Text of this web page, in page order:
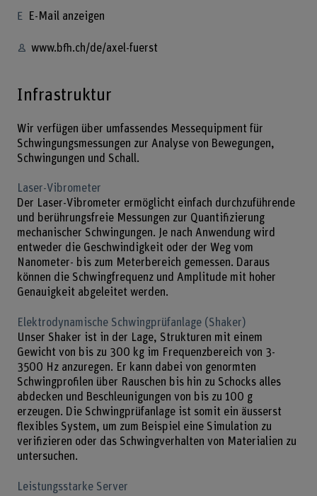
E-Mail anzeigen
www.bfh.ch/de/axel-fuerst
Infrastruktur
Wir verfügen über umfassendes Messequipment für
Schwingungsmessungen zur Analyse von Bewegungen,
Schwingungen und Schall.
Laser-Vibrometer
Der Laser-Vibrometer ermöglicht einfach durchzuführende
und berührungsfreie Messungen zur Quantifizierung
mechanischer Schwingungen. Je nach Anwendung wird
entweder die Geschwindigkeit oder der Weg vom
Nanometer- bis zum Meterbereich gemessen. Daraus
können die Schwingfrequenz und Amplitude mit hoher
Genauigkeit abgeleitet werden.
Elektrodynamische Schwingprüfanlage (Shaker)
Unser Shaker ist in der Lage, Strukturen mit einem
Gewicht von bis zu 300 kg im Frequenzbereich von 3-
3500 Hz anzuregen. Er kann dabei von genormten
Schwingprofilen über Rauschen bis hin zu Schocks alles
abdecken und Beschleunigungen von bis zu 100 g
erzeugen. Die Schwingprüfanlage ist somit ein äusserst
flexibles System, um zum Beispiel eine Simulation zu
verifizieren oder das Schwingverhalten von Materialien zu
untersuchen.
Leistungsstarke Server